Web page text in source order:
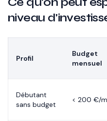
niveau
Profil
Budget
mensuel
Débutant
sans budget
< 200 €/